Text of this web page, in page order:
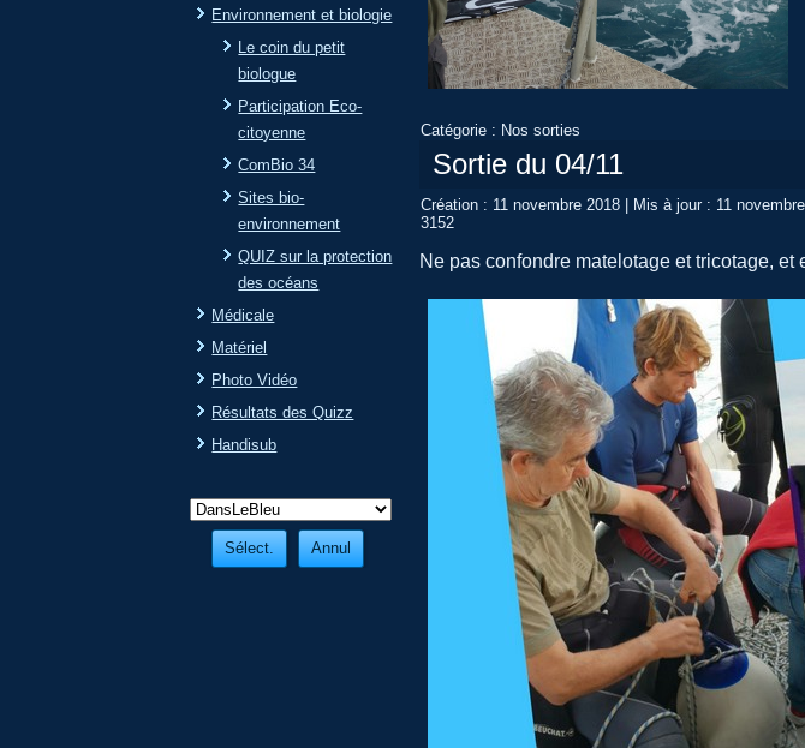
Environnement et biologie
Le coin du petit
biologue
Participation Eco-
citoyenne
ComBio 34
Sites bio-
environnement
QUIZ sur la protection
des océans
Médicale
Matériel
Photo Vidéo
Résultats des Quizz
Handisub
Catégorie : Nos sorties
Sortie du 04/11
Création : 11 novembre 2018 Mis à jour : 11
3152
Ne pas confondre matelotage et tricotage,